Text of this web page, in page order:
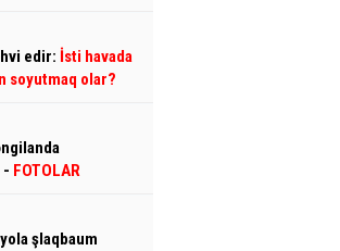
edir: İsti havada
soyutmaq olar?
- FOTOLAR
şlaqbaum